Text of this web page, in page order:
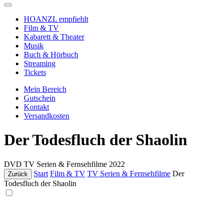
HOANZL empfiehlt
Film & TV
Kabarett & Theater
Musik
Buch & Hörbuch
Streaming
Tickets
Mein Bereich
Gutschein
Kontakt
Versandkosten
Der Todesfluch der Shaolin
DVD TV Serien & Fernsehfilme 2022
Zurück Start Film & TV TV Serien & Fernsehfilme Der
Todesfluch der Shaolin